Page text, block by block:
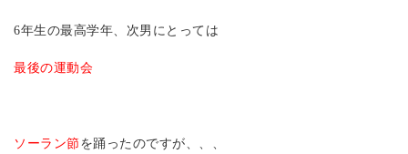
6年生の最高学年、次男にとっては
最後の運動会
ソーラン節を踊ったのですが、、、